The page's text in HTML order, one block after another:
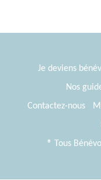
Je deviens
Nos
Contactez-nous
® Tous